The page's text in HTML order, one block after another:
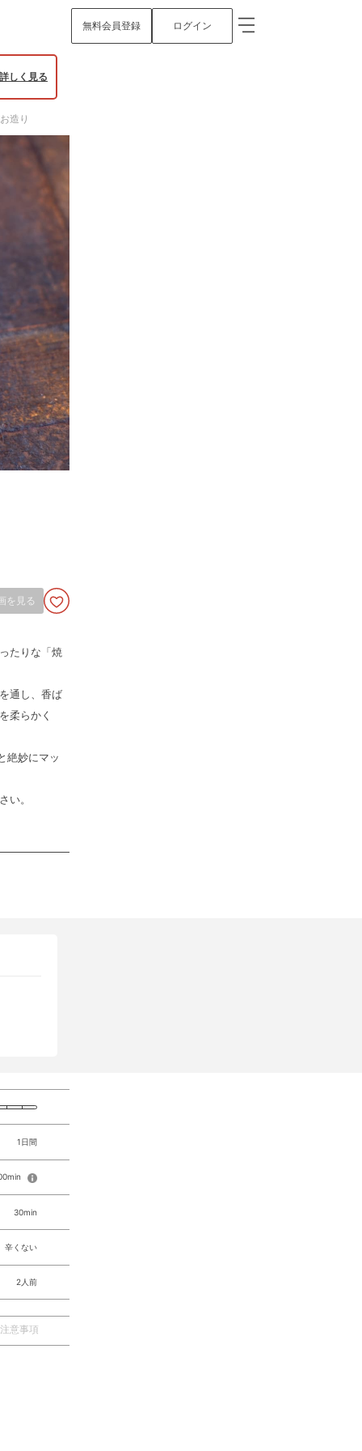
無料会員登録 ログイン
詳しく見る
造り
を見る
たりな「焼
通し、香ば
柔らかく
絶妙にマッ
い。
1日間
30min
辛くない
2人前
注意事項